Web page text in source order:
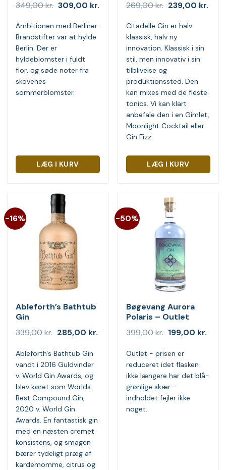
349,00kr. Den
pris
var:
349,00 kr..
309,00 kr.Den
309,00 kr..
Ambitionen med Berliner
Brandstifter var at hylde
Berlin. Der er
hyldeblomster i fuldt
flor, og søde noter fra
skovenes
sommerblomster.
LÆG I KURV
269,00kr. Den
pris
var:
269,00 kr..
239,00 kr.Den
Citadelle Gin er halv
klassisk, halv ny
innovation. Klassisk i sin
stil, men innovativ i sin
tilblivelse og
produktionssted. Den
kan mixes med de fleste
tonics. Vi kan klart
anbefale den i en Gimlet,
Moonlight Cocktail eller
Gin Fizz.
LÆG I KURV
-16%
Ableforth’s Bathtub
Gin
339,00kr. Den
pris
var:
339,00 kr..
285,00 kr.Den
285,00 kr..
Ableforth's Bathtub Gin
vandt i 2016 Guldvinder
v. World Gin Awards, og
blev køret som Worlds
Best Compound Gin,
2020 v. World Gin
Awards. En fantastisk gin
med en næsten cremet
konsistens, og smagen
bærer tydeligt præg af
kardemomme, citrus og
-50%
Bøgevang Aurora
Polaris – Outlet
399,00kr. Den
var:
399,00 kr..
199,00 kr.Den
Outlet - prisen er
reduceret idet flasken
ikke længere har det blå-
grønlige skær -
indholdet fejler ikke
noget.